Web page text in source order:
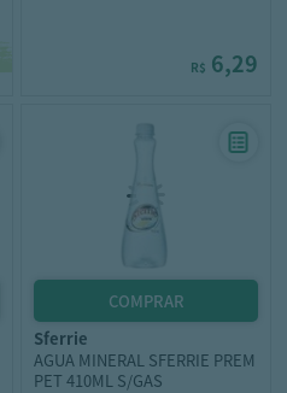
R$ 6,29
sferrie
AGUA MINERAL SFERRIE PREM
PET 410ML S/GAS